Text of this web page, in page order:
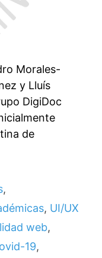
Morales-
y Lluís
DigiDoc
de
,
, UI/UX
web,
19,